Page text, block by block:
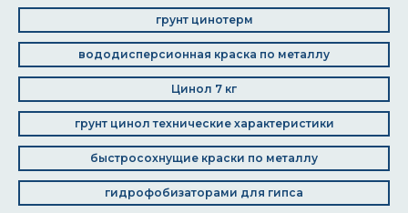
грунт цинотерм
вододисперсионная краска по металлу
Цинол 7 кг
грунт цинол технические характеристики
быстросохнущие краски по металлу
гидрофобизаторами для гипса